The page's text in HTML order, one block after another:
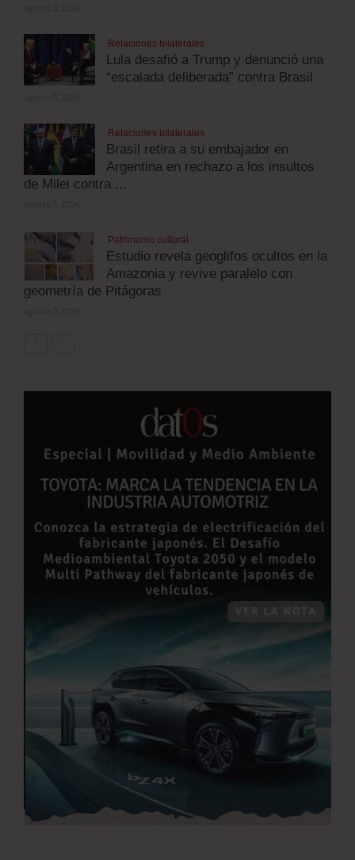
Relaciones bilaterales
Lula desafió a Trump y denunció una
“escalada deliberada” contra Brasil
Relaciones bilaterales
Brasil retira a su embajador en
Argentina en rechazo a los insultos
de Milei contra ...
Patrimonio cultural
Estudio revela geoglifos ocultos en la
Amazonia y revive paralelo con
geometría de Pitágoras